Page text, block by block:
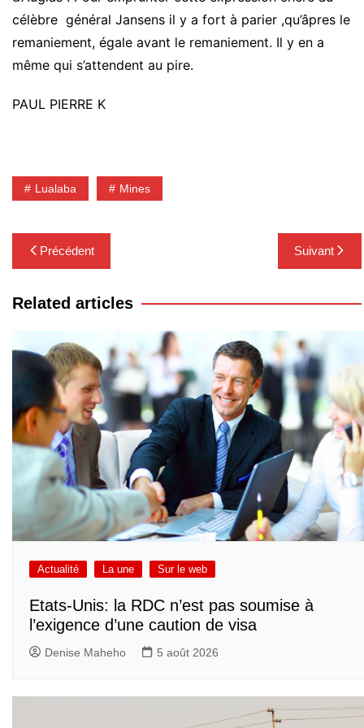
célèbre général Jansens il y a fort à parier ,qu’âpres le
remaniement, égale avant le remaniement. Il y en a
même qui s’attendent au pire.
PAUL PIERRE K
Lualaba Mines
Navigation
de
l’article
Précédent Suivant
Related articles
Actualité La une Sur le web
Etats-Unis: la RDC n’est pas soumise à
l’exigence d’une caution de visa
Denise Maheho 5 août 2026